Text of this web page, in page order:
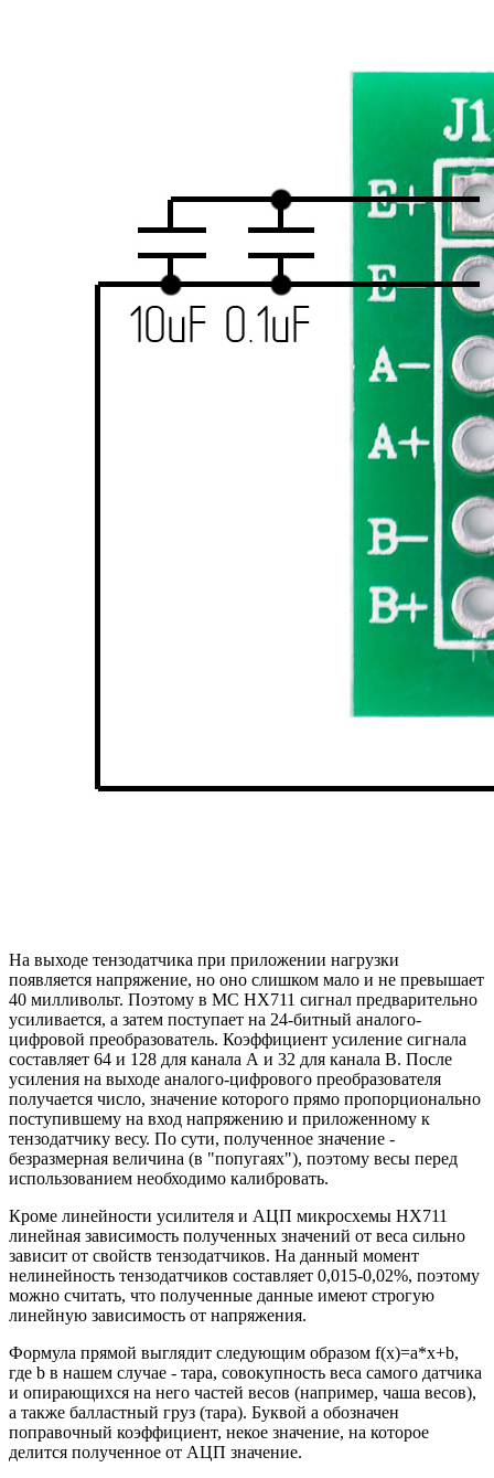
На выходе тензодатчика при приложении нагрузки
появляется напряжение, но оно слишком мало и не превышает
40 милливольт. Поэтому в МС НХ711 сигнал предварительно
усиливается, а затем поступает на 24-битный аналого-
цифровой преобразователь. Коэффициент усиление сигнала
составляет 64 и 128 для канала А и 32 для канала В. После
усиления на выходе аналого-цифрового преобразователя
получается число, значение которого прямо пропорционально
поступившему на вход напряжению и приложенному к
тензодатчику весу. По сути, полученное значение -
безразмерная величина (в "попугаях"), поэтому весы перед
использованием необходимо калибровать.
Кроме линейности усилителя и АЦП микросхемы НХ711
линейная зависимость полученных значений от веса сильно
зависит от свойств тензодатчиков. На данный момент
нелинейность тензодатчиков составляет 0,015-0,02%, поэтому
можно считать, что полученные данные имеют строгую
линейную зависимость от напряжения.
Формула прямой выглядит следующим образом f(x)=a*x+b,
где b в нашем случае - тара, совокупность веса самого датчика
и опирающихся на него частей весов (например, чаша весов),
а также балластный груз (тара). Буквой a обозначен
поправочный коэффициент, некое значение, на которое
делится полученное от АЦП значение.